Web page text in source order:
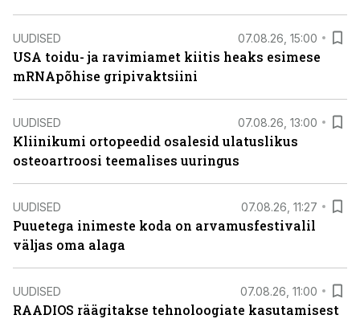
UUDISED 07.08.26, 15:00
USA toidu- ja ravimiamet kiitis heaks esimese
mRNApõhise gripivaktsiini
UUDISED 07.08.26, 13:00
Kliinikumi ortopeedid osalesid ulatuslikus
osteoartroosi teemalises uuringus
UUDISED 07.08.26, 11:27
Puuetega inimeste koda on arvamusfestivalil
väljas oma alaga
UUDISED 07.08.26, 11:00
RAADIOS räägitakse tehnoloogiate kasutamisest